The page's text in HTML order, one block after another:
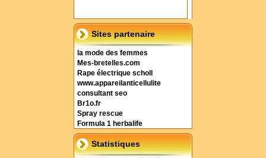
Sites partenaire
la mode des femmes
Mes-bretelles.com
Rape électrique scholl
www.appareilanticellulite
consultant seo
Br1o.fr
Spray rescue
Formula 1 herbalife
Statistiques